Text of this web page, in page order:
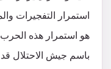
استمرار التفجيرات